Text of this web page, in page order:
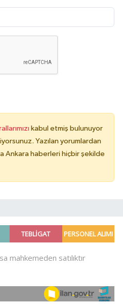
kabul etmiş bulunuyor
Yazılan yorumlardan
Ankara haberleri hiçbir şekilde